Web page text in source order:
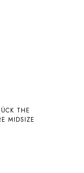
THE
MIDSIZE